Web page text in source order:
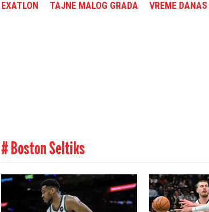
EXATLON TAJNE MALOG GRADA VREME DANAS
# Boston Seltiks